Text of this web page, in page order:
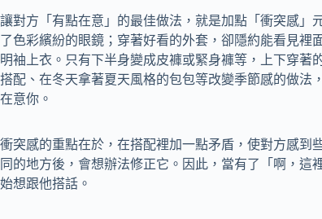
讓對方「有點在意」的最佳做法，就是加點「衝突感」
了色彩繽紛的眼鏡；穿著好看的外套，卻隱約能看見
明袖上衣。只有下半身變成皮褲或緊身褲等，上下穿
搭配、在冬天拿著夏天風格的包包等改變季節感的做法
在意你。
衝突感的重點在於，在搭配裡加一點矛盾，使對方感到
同的地方後，會想辦法修正它。因此，當有了「啊，這
始想跟他搭話。